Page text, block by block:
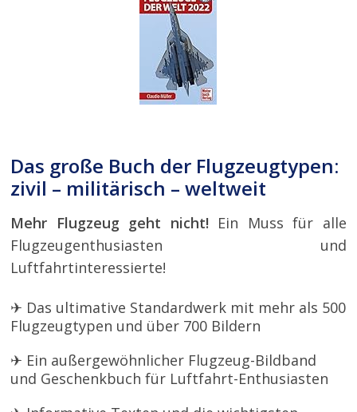
Das große Buch der Flugzeugtypen:
zivil – militärisch – weltweit
Mehr Flugzeug geht nicht!Ein Muss für alle
Flugzeugenthusiasten und
Luftfahrtinteressierte!
✈ Das ultimative Standardwerk mit mehr als 500
Flugzeugtypen und über 700 Bildern
✈ Ein außergewöhnlicher Flugzeug-Bildband
und Geschenkbuch für Luftfahrt-Enthusiasten